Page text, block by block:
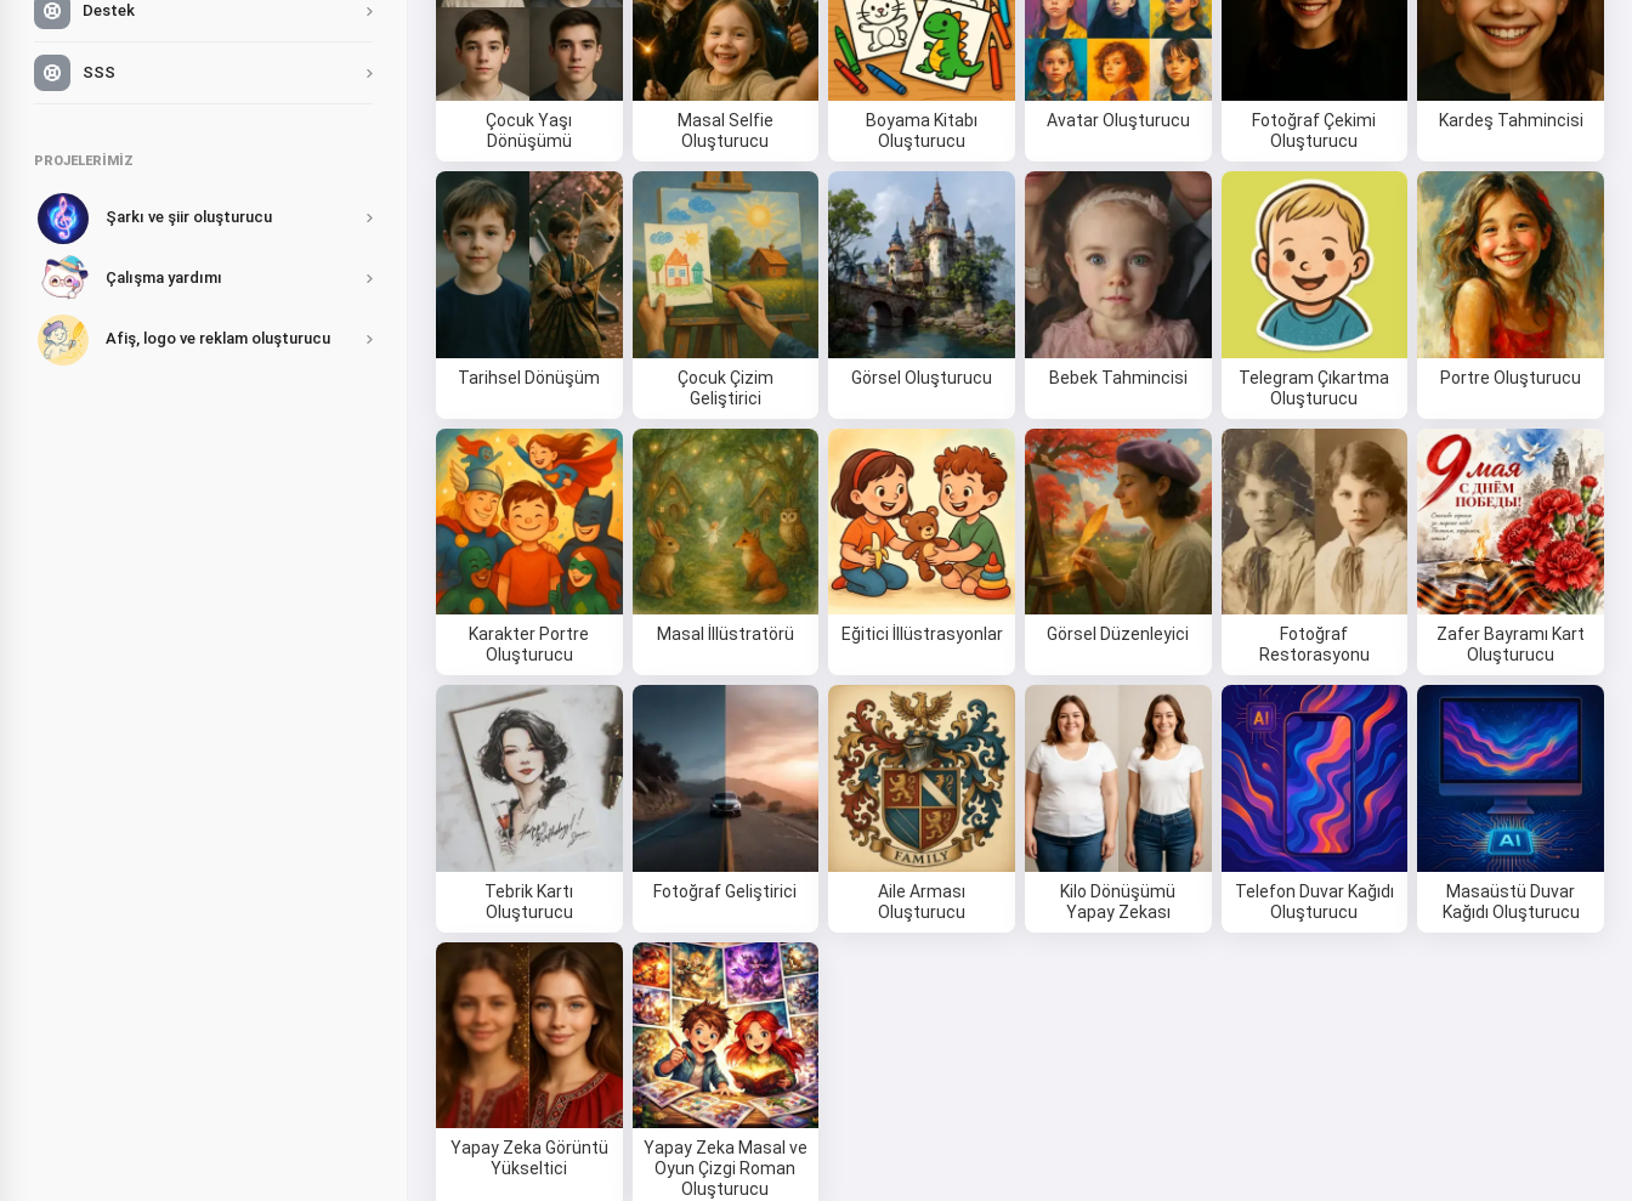
Destek
SSS
PROJELERIMIZ
Şarkı ve şiir oluşturucu
Çalışma yardımı
Afiş, logo ve reklam oluşturucu
Çocuk Yaşı
Dönüşümü
Masal Selfie
Oluşturucu
Boyama Kitabı
Oluşturucu
Avatar Oluşturucu
Fotoğraf Çekimi
Oluşturucu
Kardeş Tahmincisi
Tarihsel Dönüşüm
Çocuk Çizim
Geliştirici
Görsel Oluşturucu Bebek Tahmincisi
Telegram Çıkartma
Oluşturucu
Portre Oluşturucu
Karakter Portre
Oluşturucu
Masal İllüstratörü Eğitici İllüstrasyonlar Görsel Düzenleyici
Fotoğraf
Restorasyonu
Zafer Bayramı Kart
Oluşturucu
Tebrik Kartı
Oluşturucu
Fotoğraf Geliştirici
Aile Arması
Oluşturucu
Kilo Dönüşümü
Yapay Zekası
Telefon Duvar Kağıdı
Oluşturucu
Masaüstü Duvar
Kağıdı Oluşturucu
Yapay Zeka Görüntü
Yükseltici
Yapay Zeka Masal ve
Oyun Çizgi Roman
Oluşturucu